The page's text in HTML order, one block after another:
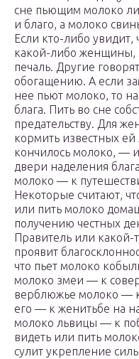
сне пьющим молоко
и благо, а молоко
Если кто-либо увидит,
какой-либо женщины,
печаль. Другие
обогащению. А если
нее пьют молоко, то
блага. Пить во сне
предательству. Для
кормить известных
кончилось молоко, —
двери наделения
молоко — к
Некоторые считают,
или пить молоко
получению честных
Правитель или какой-
проявит
что пьет молоко
молоко змеи — к
верблюжье молоко —
его — к женитьбе на
молоко львицы — к
видеть или пить
сулит укрепление